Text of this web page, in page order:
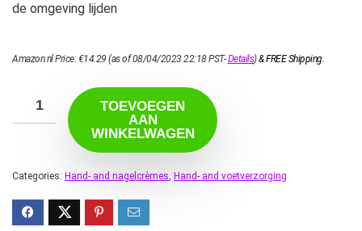
de omgeving lijden
Amazon.nl Price:€14.29 (as of 08/04/2023 22:18 PST-Details)&FREE Shipping.
TOEVOEGEN
AAN
WINKELWAGEN
Categories: Hand- and nagelcrèmes, Hand- and voetverzorging